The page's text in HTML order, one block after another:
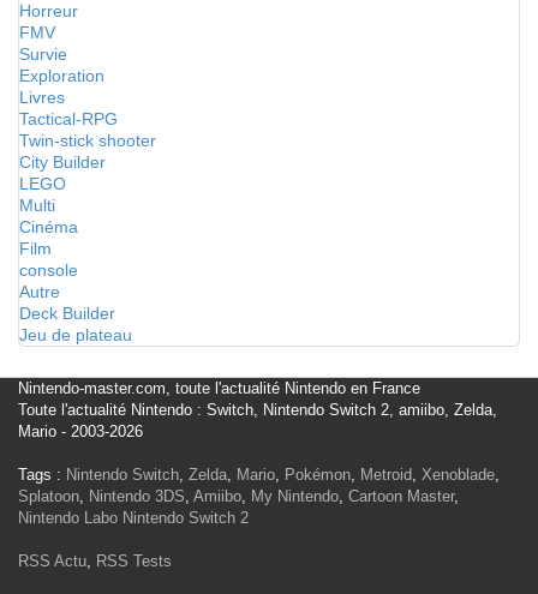
Horreur
FMV
Survie
Exploration
Livres
Tactical-RPG
Twin-stick shooter
City Builder
LEGO
Multi
Cinéma
Film
console
Autre
Deck Builder
Jeu de plateau
Nintendo-master.com, toute l'actualité Nintendo en France
Toute l'actualité Nintendo : Switch, Nintendo Switch 2, amiibo, Zelda,
Mario - 2003-2026
Tags : Nintendo Switch, Zelda, Mario, Pokémon, Metroid, Xenoblade,
Splatoon, Nintendo 3DS, Amiibo, My Nintendo, Cartoon Master,
Nintendo Labo Nintendo Switch 2
RSS Actu, RSS Tests